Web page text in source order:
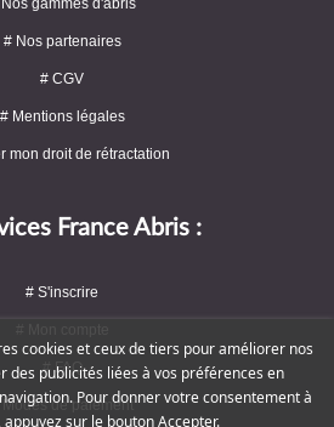
# Nos partenaires
# CGV
# Mentions légales
mon droit de rétractation
France Abris :
# S'inscrire
# FAQ
Modes de paiement
cookies et ceux de tiers pour améliorer nos
des publicités liées à vos préférences en
Pour donner votre consentement à
sur le bouton Accepter.